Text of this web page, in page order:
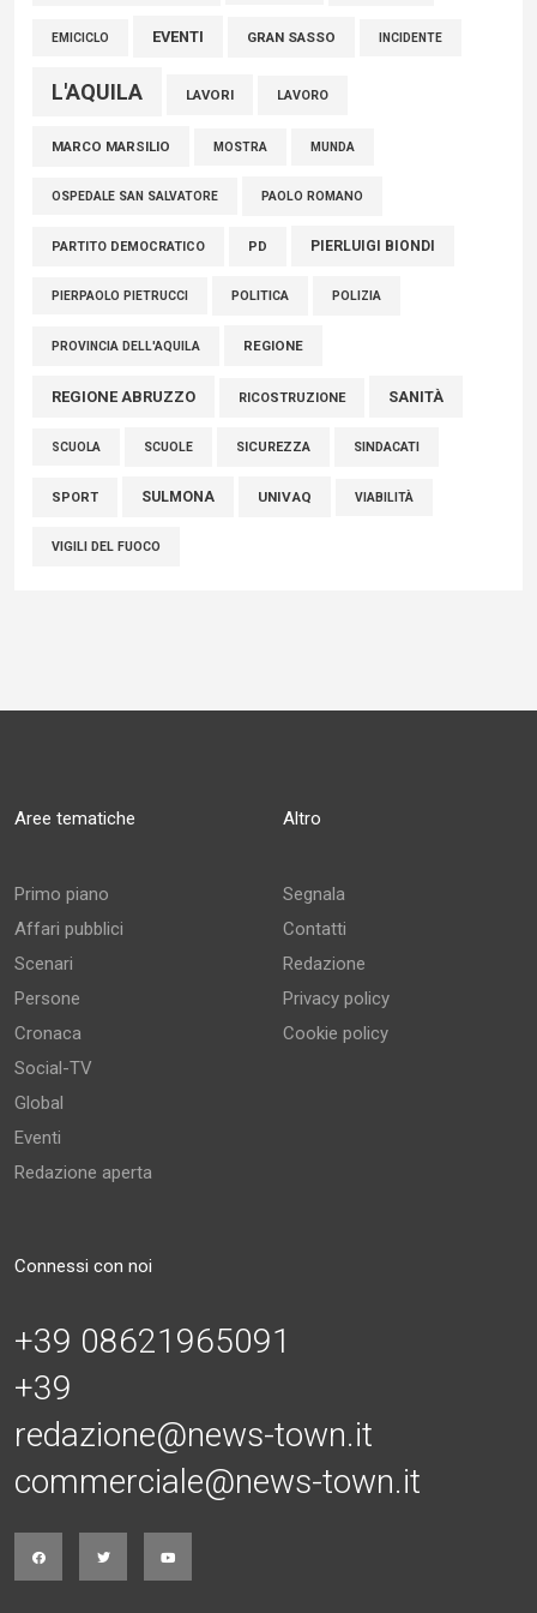
EMICICLO EVENTI GRAN SASSO INCIDENTE
L'AQUILA LAVORI LAVORO
MARCO MARSILIO MOSTRA MUNDA
OSPEDALE SAN SALVATORE PAOLO ROMANO
PARTITO DEMOCRATICO PD PIERLUIGI BIONDI
PIERPAOLO PIETRUCCI POLITICA POLIZIA
PROVINCIA DELL'AQUILA REGIONE
REGIONE ABRUZZO RICOSTRUZIONE SANITÀ
SCUOLA SCUOLE SICUREZZA SINDACATI
SPORT SULMONA UNIVAQ VIABILITÀ
VIGILI DEL FUOCO
Aree tematiche
Primo piano
Affari pubblici
Scenari
Persone
Cronaca
Social-TV
Global
Eventi
Redazione aperta
Altro
Segnala
Contatti
Redazione
Privacy policy
Cookie policy
Connessi con noi
+39 08621965091
+39
redazione@news-town.it
commerciale@news-town.it